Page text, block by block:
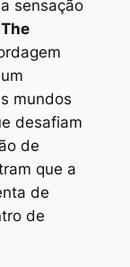
sensação
mundos
desafiam
de
que a
de
de